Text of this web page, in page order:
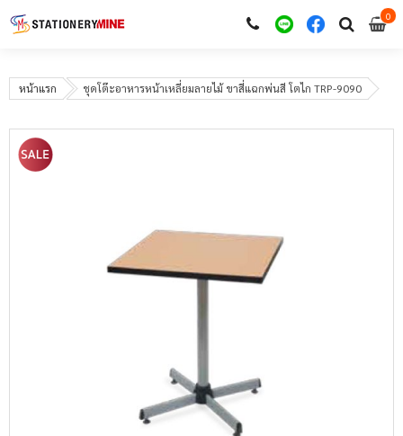
00
หน้าแรก ชุดโต๊ะอาหารหน้าเหลี่ยมลายไม้ ขาสี่แฉกพ่นสี โตไก TRP-9090